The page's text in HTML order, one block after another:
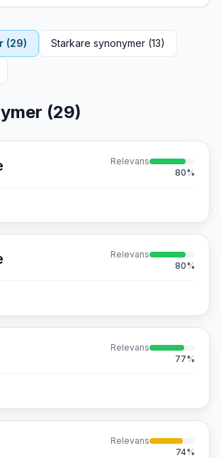
(29) Starkare synonymer (13)
(29)
Relevans
80%
Relevans
80%
Relevans
77%
Relevans
74%